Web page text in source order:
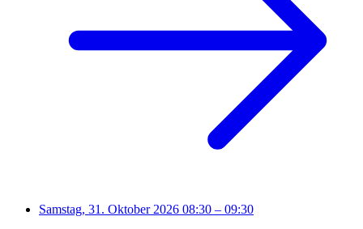
Samstag, 31. Oktober 2026 08:30 – 09:30